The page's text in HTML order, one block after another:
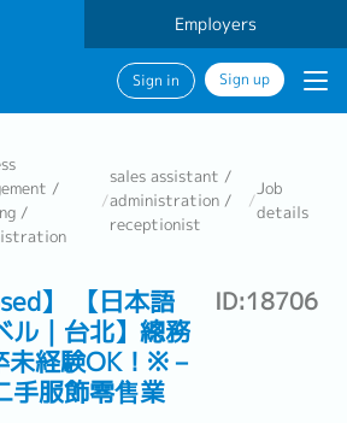
Employers
Sign in Sign up
/
/
/
sales assistant /
administration /
receptionist
/
Job
details
】 【日本語
ル｜台北】總務
経験OK！※－
手服飾零售業
ID:18706